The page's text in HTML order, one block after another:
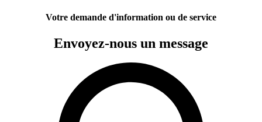
Votre demande d'information ou de service
Envoyez-nous un message